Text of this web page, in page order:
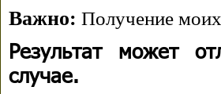
Важно: Получение моих
Результат может
случае.